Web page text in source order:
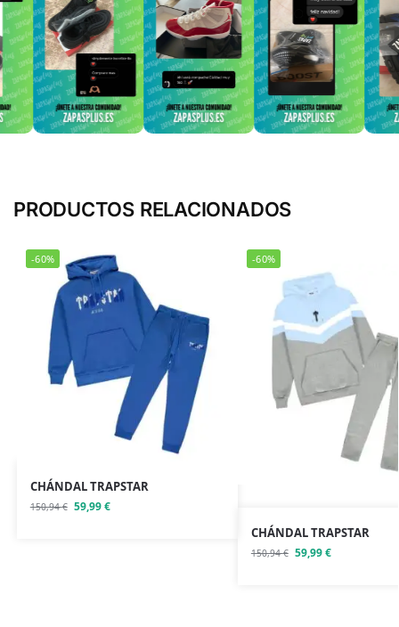
PRODUCTOS RELACIONADOS
-60%
CHÁNDAL TRAPSTAR
150,94€ 59,99€
-60%
CHÁNDAL TRAPSTAR
150,94€ 59,99€